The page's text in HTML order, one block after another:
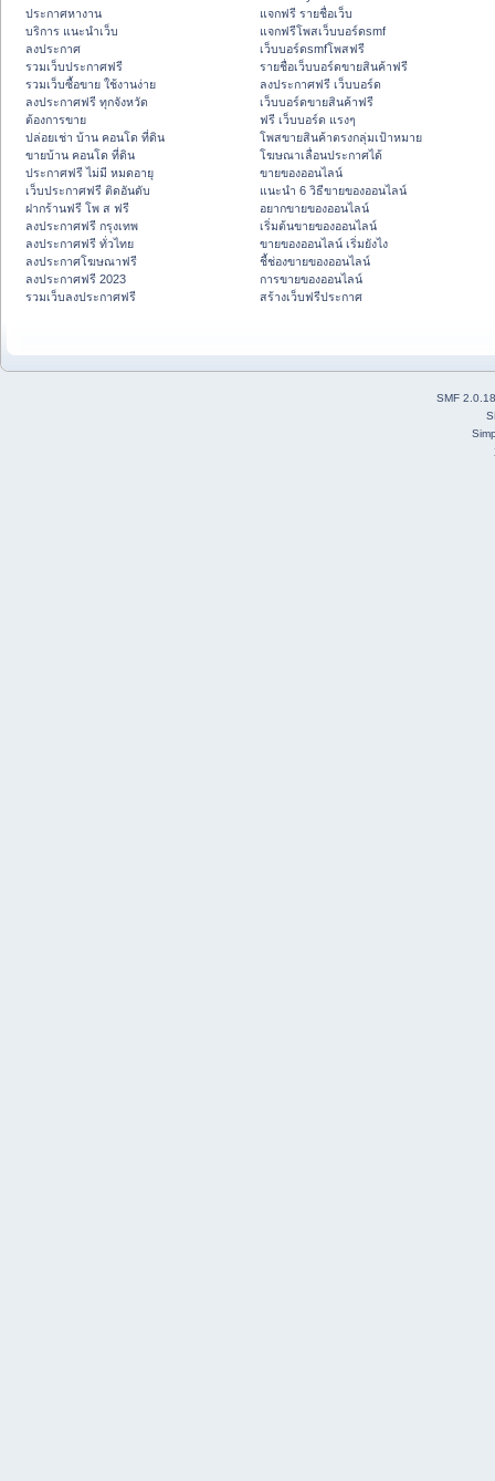
ประกาศหางาน
บริการ แนะนำเว็บ
ลงประกาศ
รวมเว็บประกาศฟรี
รวมเว็บซื้อขาย ใช้งานง่าย
ลงประกาศฟรี ทุกจังหวัด
ต้องการขาย
ปล่อยเช่า บ้าน คอนโด ที่ดิน
ขายบ้าน คอนโด ที่ดิน
ประกาศฟรี ไม่มี หมดอายุ
เว็บประกาศฟรี ติดอันดับ
ฝากร้านฟรี โพ ส ฟรี
ลงประกาศฟรี กรุงเทพ
ลงประกาศฟรี ทั่วไทย
ลงประกาศโฆษณาฟรี
ลงประกาศฟรี 2023
รวมเว็บลงประกาศฟรี
แจกฟรี รายชื่อเว็บ
แจกฟรีโพสเว็บบอร์ดsmf
เว็บบอร์ดsmfโพสฟรี
รายชื่อเว็บบอร์ดขายสินค้าฟรี
ลงประกาศฟรี เว็บบอร์ด
เว็บบอร์ดขายสินค้าฟรี
ฟรี เว็บบอร์ด แรงๆ
โพสขายสินค้าตรงกลุ่มเป้าหมาย
โฆษณาเลื่อนประกาศได้
ขายของออนไลน์
แนะนำ 6 วิธีขายของออนไลน์
อยากขายของออนไลน์
เริ่มต้นขายของออนไลน์
ขายของออนไลน์ เริ่มยังไง
ชี้ช่องขายของออนไลน์
การขายของออนไลน์
สร้างเว็บฟรีประกาศ
SMF 2.0.18